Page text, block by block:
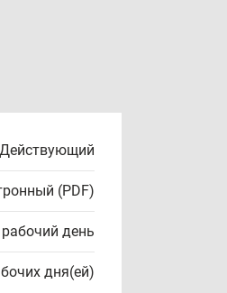
Действующий
(PDF)
рабочий день
дня(ей)